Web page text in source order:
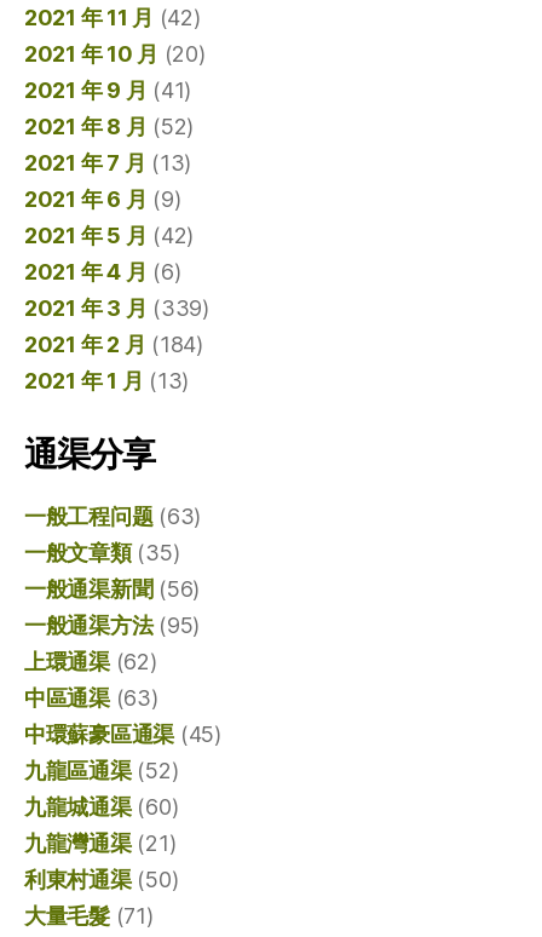
2021 年 11 月 (42)
2021 年 10 月 (20)
2021 年 9 月 (41)
2021 年 8 月 (52)
2021 年 7 月 (13)
2021 年 6 月 (9)
2021 年 5 月 (42)
2021 年 4 月 (6)
2021 年 3 月 (339)
2021 年 2 月 (184)
2021 年 1 月 (13)
通渠分享
一般工程问题(63)
一般文章類(35)
一般通渠新聞 (56)
一般通渠方法(95)
上環通渠(62)
中區通渠(63)
中環蘇豪區通渠 (45)
九龍區通渠(52)
九龍城通渠(60)
九龍灣通渠(21)
利東村通渠(50)
大量毛髮(71)